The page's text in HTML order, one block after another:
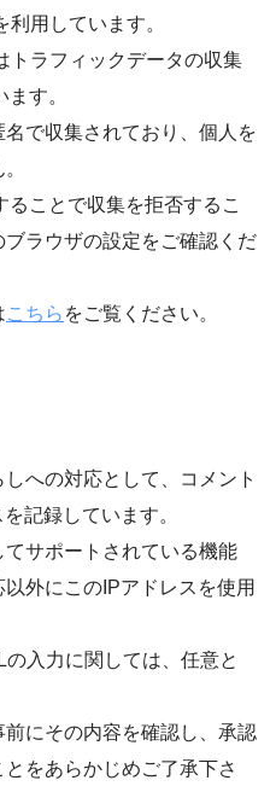
利用しています。
トラフィックデータの収集
す。
で収集されており、個人を
ことで収集を拒否するこ
ラウザの設定をご確認くだ
こちら をご覧ください。
への対応として、コメント
記録しています。
サポートされている機能
外にこのIPアドレスを使用
入力に関しては、任意と
にその内容を確認し、承認
をあらかじめご了承下さ